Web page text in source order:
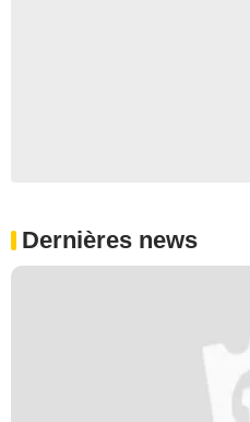
Dernières news